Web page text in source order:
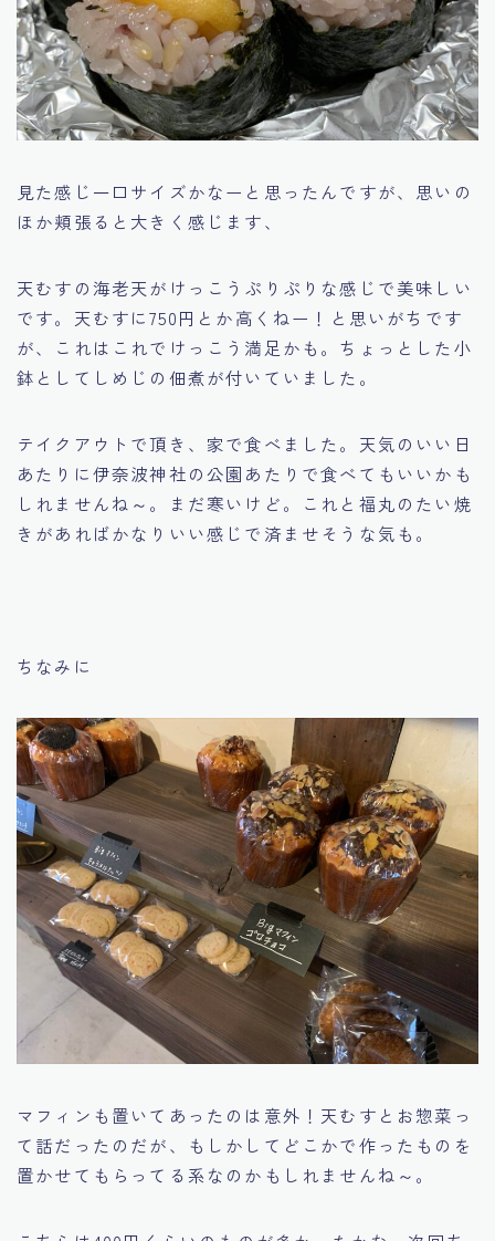
見た感じ一口サイズかなーと思ったんですが、思いの
ほか頬張ると大きく感じます、
天むすの海老天がけっこうぷりぷりな感じで美味しい
です。天むすに750円とか高くねー！と思いがちです
が、これはこれでけっこう満足かも。ちょっとした小
鉢としてしめじの佃煮が付いていました。
テイクアウトで頂き、家で食べました。天気のいい日
あたりに伊奈波神社の公園あたりで食べてもいいかも
しれませんね～。まだ寒いけど。これと福丸のたい焼
きがあればかなりいい感じで済ませそうな気も。
ちなみに
マフィンも置いてあったのは意外！天むすとお惣菜っ
て話だったのだが、もしかしてどこかで作ったものを
置かせてもらってる系なのかもしれませんね～。